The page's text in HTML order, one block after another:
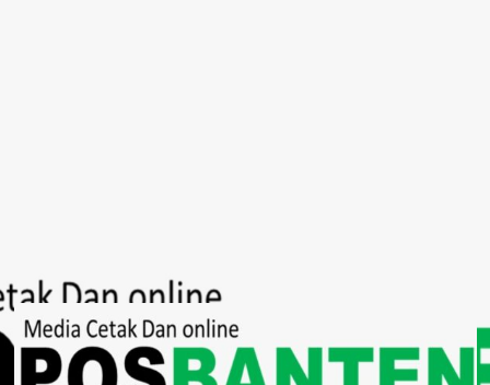
to
content